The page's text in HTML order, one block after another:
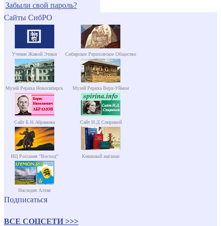
Забыли свой пароль?
Сайты СибРО
Учение Живой Этики Сибирское Рериховское Общество
Музей Рериха Новосибирск Музей Рериха Верх-Уймон
Сайт Б.Н.Абрамова Сайт Н.Д.Спириной
ИЦ Россазия "Восход" Книжный магазин
Наследие Алтая
Подписаться
ВСЕ СОЦСЕТИ >>>